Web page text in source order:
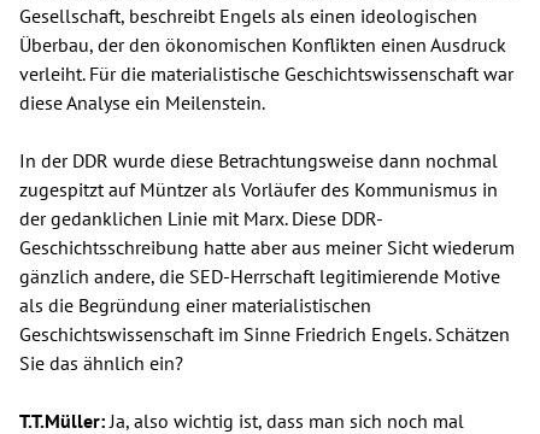
Gesellschaft, beschreibt Engels als einen ideologischen
Überbau, der den ökonomischen Konflikten einen Ausdruck
verleiht. Für die materialistische Geschichtswissenschaft war
diese Analyse ein Meilenstein.
In der DDR wurde diese Betrachtungsweise dann nochmal
zugespitzt auf Müntzer als Vorläufer des Kommunismus in
der gedanklichen Linie mit Marx. Diese DDR-
Geschichtsschreibung hatte aber aus meiner Sicht wiederum
gänzlich andere, die SED-Herrschaft legitimierende Motive
als die Begründung einer materialistischen
Geschichtswissenschaft im Sinne Friedrich Engels. Schätzen
Sie das ähnlich ein?
T.T.Müller: Ja, also wichtig ist, dass man sich noch mal